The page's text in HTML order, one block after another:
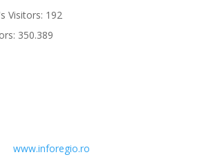
Visitors: 192
350.389
www.inforegio.ro